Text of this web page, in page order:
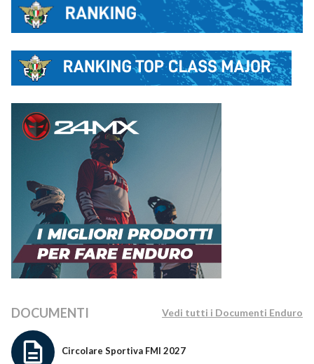
DOCUMENTI Vedi tutti i Documenti Enduro
Circolare Sportiva FMI 2027